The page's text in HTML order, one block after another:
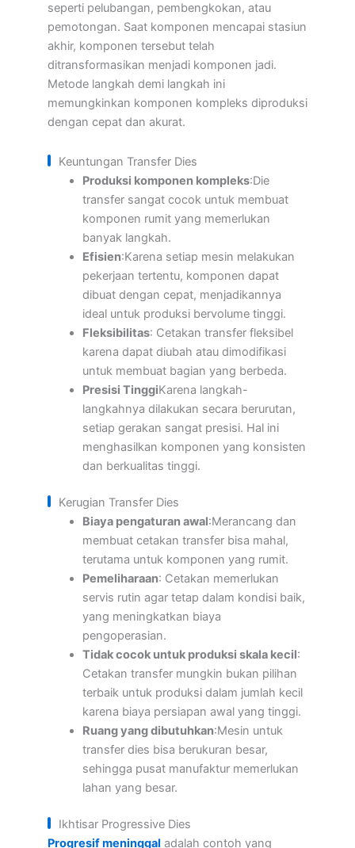
seperti pelubangan, pembengkokan, atau
pemotongan. Saat komponen mencapai stasiun
akhir, komponen tersebut telah
ditransformasikan menjadi komponen jadi.
Metode langkah demi langkah ini
memungkinkan komponen kompleks diproduksi
dengan cepat dan akurat.
Keuntungan Transfer Dies
Produksi komponen kompleks:Die
transfer sangat cocok untuk membuat
komponen rumit yang memerlukan
banyak langkah.
Efisien:Karena setiap mesin melakukan
pekerjaan tertentu, komponen dapat
dibuat dengan cepat, menjadikannya
ideal untuk produksi bervolume tinggi.
Fleksibilitas: Cetakan transfer fleksibel
karena dapat diubah atau dimodifikasi
untuk membuat bagian yang berbeda.
Presisi TinggiKarena langkah-
langkahnya dilakukan secara berurutan,
setiap gerakan sangat presisi. Hal ini
menghasilkan komponen yang konsisten
dan berkualitas tinggi.
Kerugian Transfer Dies
Biaya pengaturan awal:Merancang dan
membuat cetakan transfer bisa mahal,
terutama untuk komponen yang rumit.
Pemeliharaan: Cetakan memerlukan
servis rutin agar tetap dalam kondisi baik,
yang meningkatkan biaya
pengoperasian.
Tidak cocok untuk produksi skala kecil:
Cetakan transfer mungkin bukan pilihan
terbaik untuk produksi dalam jumlah kecil
karena biaya persiapan awal yang tinggi.
Ruang yang dibutuhkan:Mesin untuk
transfer dies bisa berukuran besar,
sehingga pusat manufaktur memerlukan
lahan yang besar.
Ikhtisar Progressive Dies
Progresif meninggal adalah contoh yang